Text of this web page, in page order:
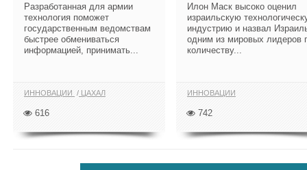
Разработанная для армии
технология поможет
государственным ведомствам
быстрее обмениваться
информацией, принимать...
ИННОВАЦИИ ЦАХАЛ
616
Илон Маск высоко оценил
израильскую
индустрию и назвал
одним из мировых лидеров
количеству...
ИННОВАЦИИ
742